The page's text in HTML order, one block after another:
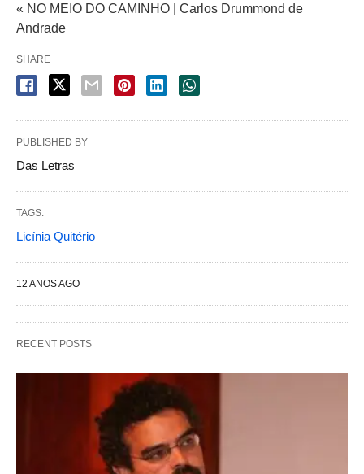
« NO MEIO DO CAMINHO | Carlos Drummond de
Andrade
SHARE
PUBLISHED BY
Das Letras
TAGS:
Licínia Quitério
12 ANOS AGO
RECENT POSTS